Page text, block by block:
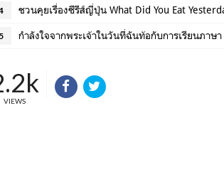
ชวนคุยเรื่องซีรีส์ญี่ปุ่น What Did You Eat
5 กำลังใจจากพระเจ้าในวันที่ฉันท้อกับการเรียนภาษา
VIEWS